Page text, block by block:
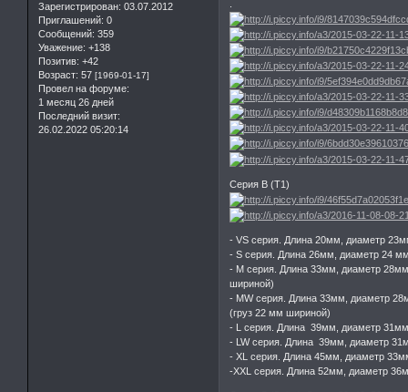
Зарегистрирован: 03.07.2012
Приглашений: 0
Сообщений: 359
Уважение: +138
Позитив: +42
Возраст: 57 [1969-01-17]
Провел на форуме:
1 месяц 26 дней
Последний визит:
26.02.2022 05:20:14
Серия В (Т1)
- VS серия. Длина 20мм, диаметр
- S серия. Длина 26мм, диаметр 24
- М серия. Длина 33мм, диаметр
шириной)
- MW серия. Длина 33мм, диаметр
(груз 22 мм шириной)
- L серия. Длина 39мм, диаметр
- LW серия. Длина 39мм, диаметр
- XL серия. Длина 45мм, диаметр
-XXL серия. Длина 52мм, диаметр